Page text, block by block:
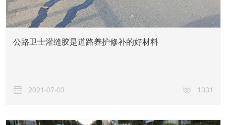
公路卫士灌缝胶是道路养护修补的好材料
2021-07-03 1331